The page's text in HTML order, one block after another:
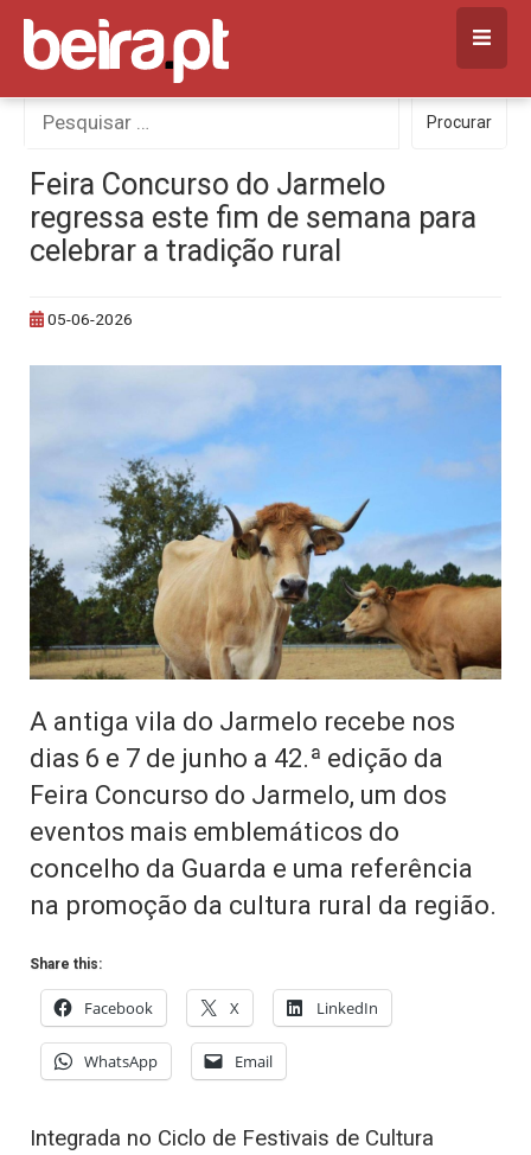
Skip
content
Procurar
por:
Procurar
Feira Concurso do Jarmelo
regressa este fim de semana para
celebrar a tradição rural
05-06-2026
A antiga vila do Jarmelo recebe nos
dias 6 e 7 de junho a 42.ª edição da
Feira Concurso do Jarmelo, um dos
eventos mais emblemáticos do
concelho da Guarda e uma referência
na promoção da cultura rural da região.
Share this:
Facebook X LinkedIn
WhatsApp Email
Integrada no Ciclo de Festivais de Cultura